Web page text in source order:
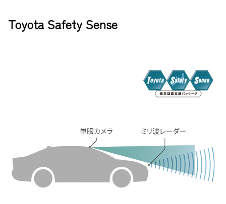
Toyota Safety Sense